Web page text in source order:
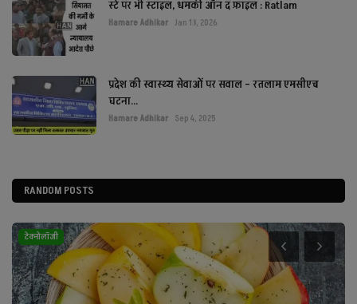
स्टे पर भी स्टाइल, धमकी ऑन द फ़ाइल : Ratlam
Hamare Adhikar Jan 13, 2026
प्रदेश की स्वास्थ्य सेवाओं पर सवाल – रतलाम एमसीएच
घटना...
Hamare Adhikar Sep 4, 2025
RANDOM POSTS
राजनीति